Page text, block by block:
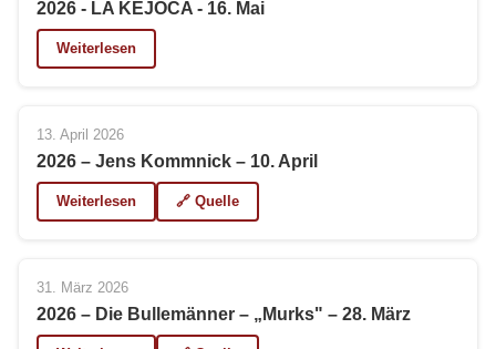
2026 - LA KEJOCA - 16. Mai
Weiterlesen
13. April 2026
2026 – Jens Kommnick – 10. April
Weiterlesen 🔗 Quelle
31. März 2026
2026 – Die Bullemänner – „Murks" – 28. März